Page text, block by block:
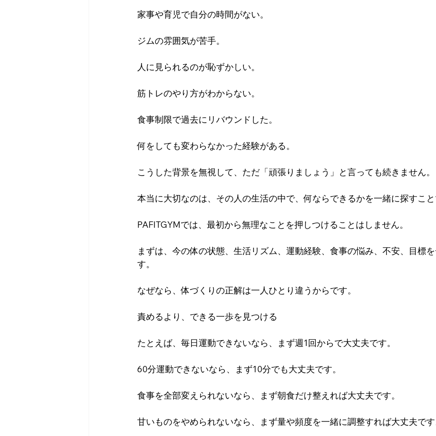
家事や育児で自分の時間がない。
ジムの雰囲気が苦手。
人に見られるのが恥ずかしい。
筋トレのやり方がわからない。
食事制限で過去にリバウンドした。
何をしても変わらなかった経験がある。
こうした背景を無視して、ただ「頑張りましょう」と言っても続きません。
本当に大切なのは、その人の生活の中で、何ならできるかを一緒に探すこ
PAFITGYMでは、最初から無理なことを押しつけることはしません。
まずは、今の体の状態、生活リズム、運動経験、食事の悩み、不安、目標
す。
なぜなら、体づくりの正解は一人ひとり違うからです。
責めるより、できる一歩を見つける
たとえば、毎日運動できないなら、まず週1回からで大丈夫です。
60分運動できないなら、まず10分でも大丈夫です。
食事を全部変えられないなら、まず朝食だけ整えれば大丈夫です。
甘いものをやめられないなら、まず量や頻度を一緒に調整すれば大丈夫で